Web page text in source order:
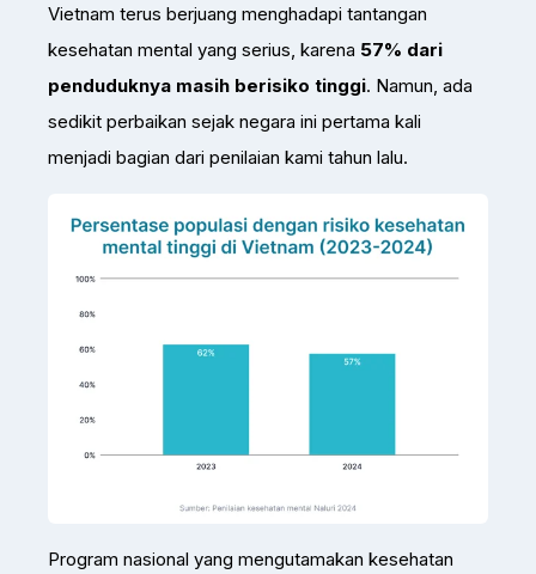
Vietnam terus berjuang menghadapi tantangan
kesehatan mental yang serius, karena 57% dari
penduduknya masih berisiko tinggi. Namun, ada
sedikit perbaikan sejak negara ini pertama kali
menjadi bagian dari penilaian kami tahun lalu.
Program nasional yang mengutamakan kesehatan